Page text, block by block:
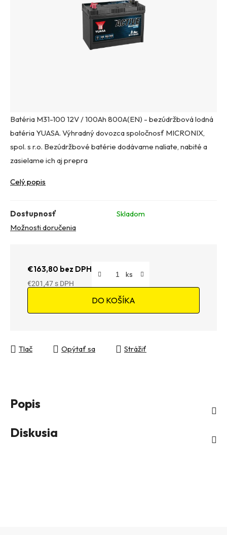
Batéria M31-100 12V / 100Ah 800A(EN) - bezúdržbová lodná
batéria YUASA. Výhradný dovozca spoločnosť MICRONIX,
spol. s r.o. Bezúdržbové batérie dodávame naliate, nabité a
zasielame ich aj prepra
Celý popis
Dostupnosť
Skladom
Možnosti doručenia
€163,80 bez DPH
€201,47
DO KOŠÍKA
Tlač Opýtať sa Strážiť
Popis
Diskusia